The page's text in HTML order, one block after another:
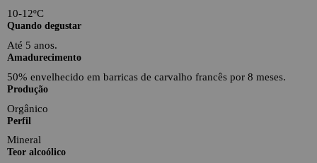
10-12ºC
Quando degustar
Até 5 anos.
Amadurecimento
50% envelhecido em barricas de carvalho francês por 8 meses.
Produção
Orgânico
Perfil
Mineral
Teor alcoólico